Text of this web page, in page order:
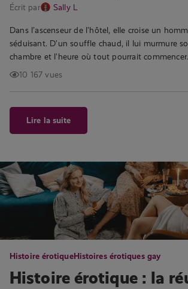
Écrit par Sally L
Dans l’ascenseur de l’hôtel, elle croise un
séduisant. D’un souffle chaud, il lui murmure
chambre et l’heure où tout pourrait
10 167 vues
Lire la suite
Histoire érotiqueHistoires érotiques gay
Histoire érotique : la